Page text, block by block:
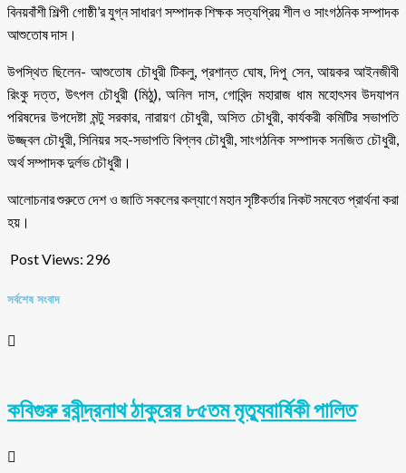
বিনয়বাঁশী শিল্পী গোষ্ঠী’র যুগ্ন সাধারণ সম্পাদক শিক্ষক সত্যপ্রিয় শীল ও সাংগঠনিক সম্পাদক
আশুতোষ দাস।
উপস্থিত ছিলেন- আশুতোষ চৌধুরী টিকলু, প্রশান্ত ঘোষ, দিপু সেন, আয়কর আইনজীবী
রিংকু দত্ত, উৎপল চৌধুরী (মিঠু), অনিল দাস, গোবিন্দ মহারাজ ধাম মহোৎসব উদযাপন
পরিষদের উপদেষ্টা মন্টু সরকার, নারায়ণ চৌধুরী, অসিত চৌধুরী, কার্যকরী কমিটির সভাপতি
উজ্জ্বল চৌধুরী, সিনিয়র সহ-সভাপতি বিপ্লব চৌধুরী, সাংগঠনিক সম্পাদক সনজিত চৌধুরী,
অর্থ সম্পাদক দুর্লভ চৌধুরী।
আলোচনার শুরুতে দেশ ও জাতি সকলের কল্যাণে মহান সৃষ্টিকর্তার নিকট সমবেত প্রার্থনা করা
হয়।
Post Views: 296
সর্বশেষ সংবাদ
কবিগুরু রবীন্দ্রনাথ ঠাকুরের ৮৫তম মৃত্যুবার্ষিকী পালিত